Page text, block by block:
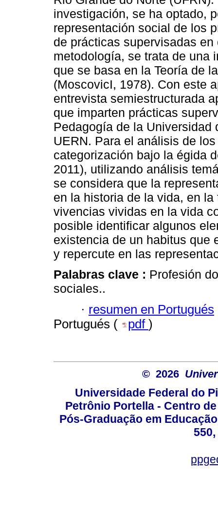
investigación, se ha optado,
representación social de los
de prácticas supervisadas
metodología, se trata de una
que se basa en la Teoría de
(MoscovicI, 1978). Con este
entrevista semiestructurada
que imparten prácticas
Pedagogía de la Universidad
UERN. Para el análisis de
categorización bajo la égida
2011), utilizando análisis
se considera que la
en la historia de la vida, en
vivencias vividas en la vida
posible identificar algunos
existencia de un habitus que
y repercute en las
Palabras clave : Profesión
sociales..
· resumen en Portugués
Portugués (
pdf )
© 2026
Universidade Federal do
Petrônio Portella - Centro
Pós-Graduação em